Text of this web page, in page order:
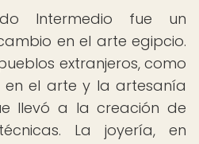
Intermedio fue un
en el arte egipcio.
extranjeros, como
en el arte y la artesanía
llevó a la creación de
La joyería, en